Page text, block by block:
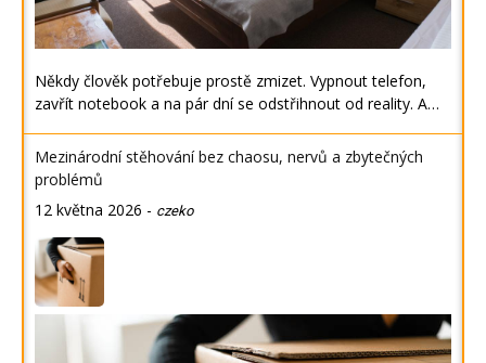
Někdy člověk potřebuje prostě zmizet. Vypnout telefon,
zavřít notebook a na pár dní se odstřihnout od reality. A…
Mezinárodní stěhování bez chaosu, nervů a zbytečných
problémů
12 května 2026 - czeko